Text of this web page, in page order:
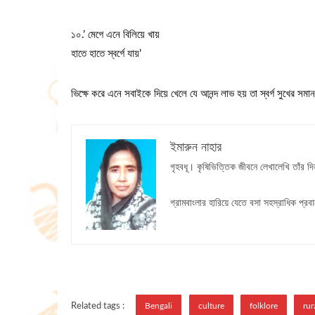
১০.’ মেগে এনে বিলিয়ে খায়
হাতে হাতে স্বর্গে যায়’
ভিক্ষে করে এনে সবাইকে দিয়ে খেলে যে আনন্দ লাভ হয় তা স্বর্গ সুখের
ইমারুন নাহার
গৃহবধূ। কৃষিভিত্তিক জীবনে লেখালেখি তাঁর
গ্রামবাংলার হারিয়ে যেতে বসা সহস্রাধিক
Related tags : Bengali culture folklore